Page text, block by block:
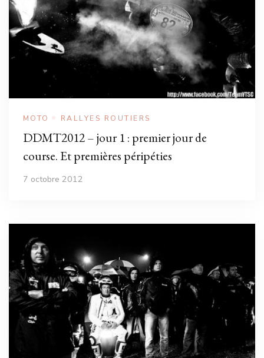
MOTO RALLYES ROUTIERS
DDMT2012 – jour 1 : premier jour de
course. Et premières péripéties
7 octobre 2012